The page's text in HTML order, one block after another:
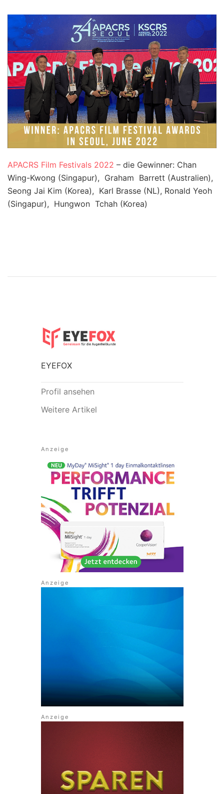
APACRS Film Festivals 2022 – die Gewinner: Chan
Wing-Kwong (Singapur), Graham Barrett (Australien),
Seong Jai Kim (Korea), Karl Brasse (NL), Ronald Yeoh
(Singapur), Hungwon Tchah (Korea)
EYEFOX
Profil ansehen
Weitere Artikel